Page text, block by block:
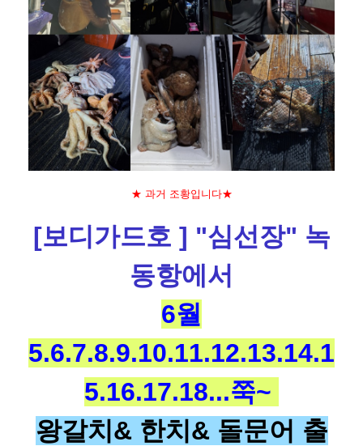
★ 과거 조황입니다★
[보디 가드호 ] "심선장" 녹
동항에서
6월
5.6.7.8.9.10.11.12.13.14.1
5.16.17.18...쭉~
왕갈치& 한치& 돌문어 출